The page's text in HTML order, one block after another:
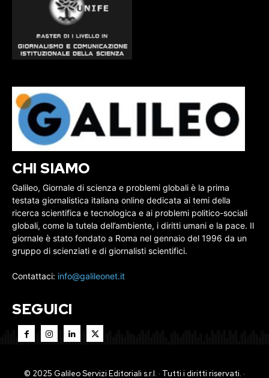
CHI SIAMO
Galileo, Giornale di scienza e problemi globali è la prima
testata giornalistica italiana online dedicata ai temi della
ricerca scientifica e tecnologica e ai problemi politico-sociali
globali, come la tutela dell’ambiente, i diritti umani e la pace. Il
giornale è stato fondato a Roma nel gennaio del 1996 da un
gruppo di scienziati e di giornalisti scientifici.
Contattaci: info@galileonet.it
SEGUICI
© 2025 Galileo Servizi Editoriali s.r.l. · Tutti i diritti riservati. ·